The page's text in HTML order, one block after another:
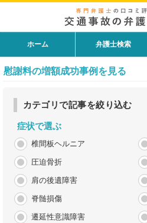
ホーム 弁護士検索
慰謝料の増額成功事例を見る
カテゴリで記事を絞り込む
症状で選ぶ
椎間板ヘルニア
圧迫骨折
肩の後遺障害
脊髄損傷
遷延性意識障害